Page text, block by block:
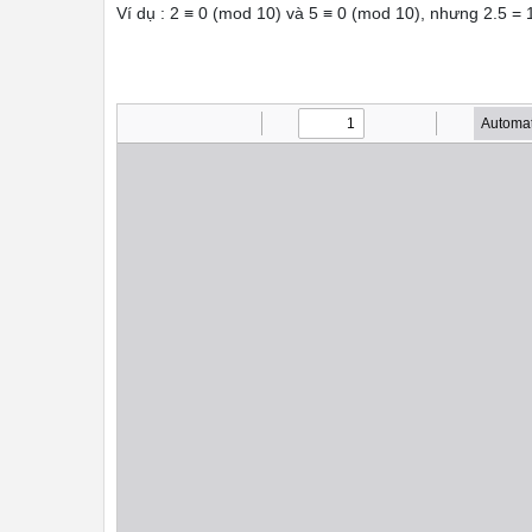
Ví dụ : 2 ≡ 0 (mod 10) và 5 ≡ 0 (mod 10), nhưng 2.5 =